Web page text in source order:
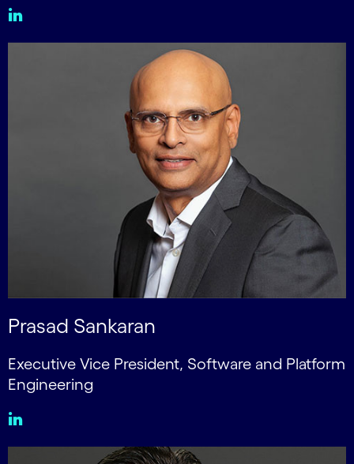
Prasad Sankaran
Executive Vice President, Software and Platform
Engineering